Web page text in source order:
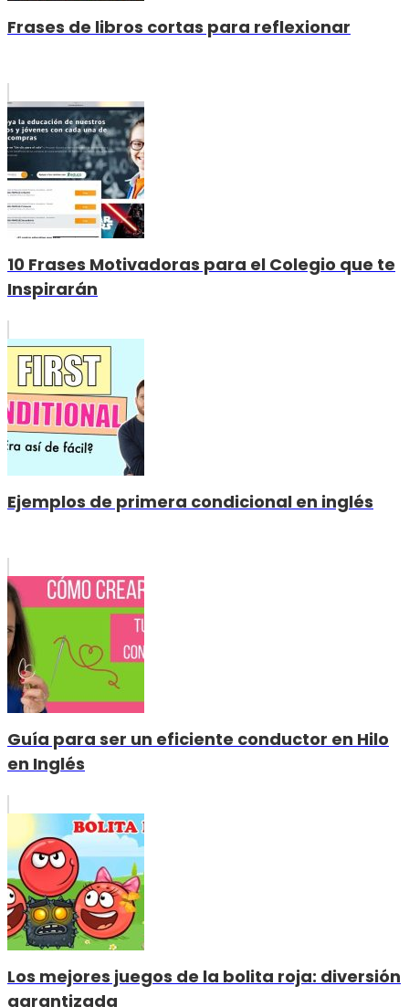
Frases de libros cortas para reflexionar
10 Frases Motivadoras para el Colegio que te
Inspirarán
Ejemplos de primera condicional en inglés
Guía para ser un eficiente conductor en Hilo
en Inglés
Los mejores juegos de la bolita roja: diversión
garantizada